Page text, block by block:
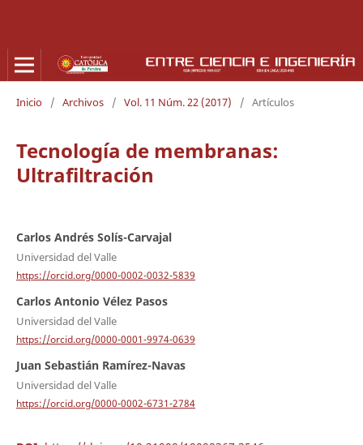
Inicio / Archivos / Vol. 11 Núm. 22 (2017) / Artículos
Tecnología de membranas:
Ultrafiltración
Carlos Andrés Solís-Carvajal
Universidad del Valle
https://orcid.org/0000-0002-0032-5839
Carlos Antonio Vélez Pasos
Universidad del Valle
https://orcid.org/0000-0001-9974-0639
Juan Sebastián Ramírez-Navas
Universidad del Valle
https://orcid.org/0000-0002-6731-2784